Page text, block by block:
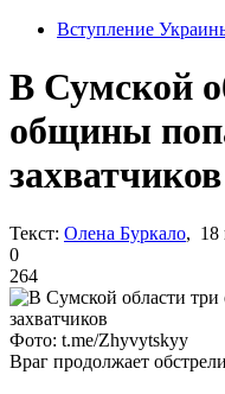
Вступление
В Сумской
общины
захватчиков
Текст: Олена Буркало, 18
0
264
Фото: t.me/Zhyvytskyy
Враг продолжает